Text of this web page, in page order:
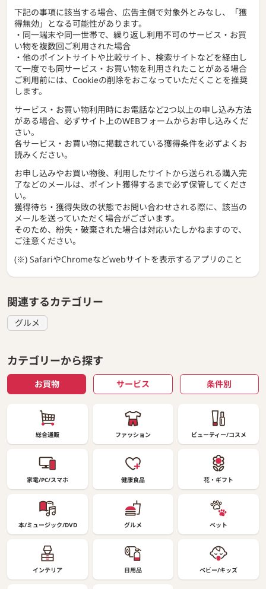
下記の事項に該当する場合、広告主側で対象外とみなし、「獲
得無効」となる可能性があります。
・同一端末や同一世帯で、繰り返し利用不可のサービス・お買
い物を複数回ご利用された場合
・他のポイントサイトや比較サイト、検索サイトなどを経由し
て一度でも同サービス・お買い物を利用されたことがある場合
ご利用前には、Cookieの削除をおこなっていただくことを推奨
します。
サービス・お買い物利用時にお電話など2つ以上の申し込み方法
がある場合、必ずサイト上のWEBフォームからお申し込みくだ
さい。
各サービス・お買い物に掲載されている獲得条件を必ずよくお
読みください。
お申し込みやお買い物後、利用したサイトから送られる購入完
了などのメールは、ポイント獲得するまで必ず保管してくださ
い。
獲得待ち・獲得失敗の状態でお問い合わせされる際に、該当の
メールを送っていただく場合がございます。
そのため、紛失・破棄された場合は対応いたしかねますので、
ご注意ください。
(※) SafariやChromeなどwebサイトを表示するアプリのこと
関連するカテゴリー
グルメ
カテゴリーから探す
お買物 サービス 条件別
総合通販 ファッション ビューティー/コスメ
家電/PC/スマホ 健康食品 花・ギフト
本/ミュージック/DVD グルメ ペット
インテリア 日用品 ベビー/キッズ